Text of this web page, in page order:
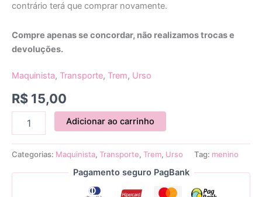
contrário terá que comprar novamente.
Compre apenas se concordar, não realizamos trocas e
devoluções.
Maquinista, Transporte, Trem, Urso
R$ 15,00
Adicionar ao carrinho
Categorias: Maquinista, Transporte, Trem, Urso Tag: menino
Pagamento seguro PagBank